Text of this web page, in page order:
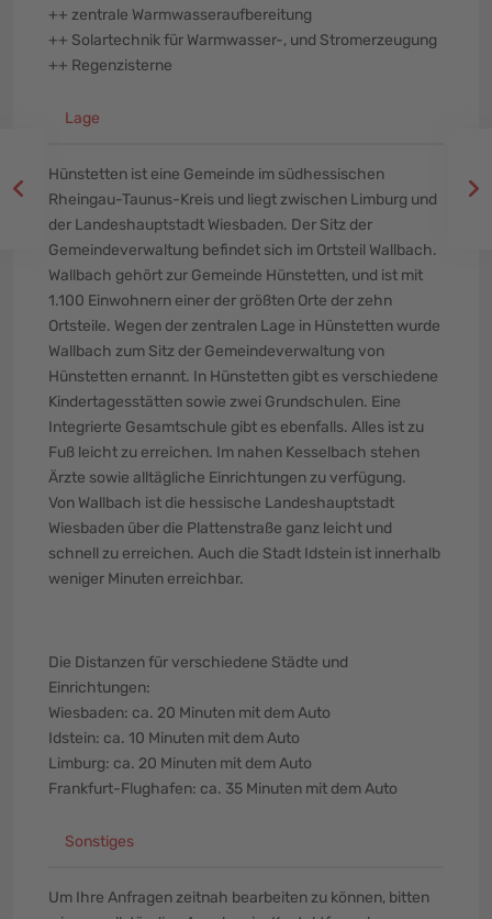
++ zentrale Warmwasseraufbereitung
++ Solartechnik für Warmwasser-, und Stromerzeugung
++ Regenzisterne
Lage
Hünstetten ist eine Gemeinde im südhessischen
Rheingau-Taunus-Kreis und liegt zwischen Limburg und
der Landeshauptstadt Wiesbaden. Der Sitz der
Gemeindeverwaltung befindet sich im Ortsteil Wallbach.
Wallbach gehört zur Gemeinde Hünstetten, und ist mit
1.100 Einwohnern einer der größten Orte der zehn
Ortsteile. Wegen der zentralen Lage in Hünstetten wurde
Wallbach zum Sitz der Gemeindeverwaltung von
Hünstetten ernannt. In Hünstetten gibt es verschiedene
Kindertagesstätten sowie zwei Grundschulen. Eine
Integrierte Gesamtschule gibt es ebenfalls. Alles ist zu
Fuß leicht zu erreichen. Im nahen Kesselbach stehen
Ärzte sowie alltägliche Einrichtungen zu verfügung.
Von Wallbach ist die hessische Landeshauptstadt
Wiesbaden über die Plattenstraße ganz leicht und
schnell zu erreichen. Auch die Stadt Idstein ist innerhalb
weniger Minuten erreichbar.
Die Distanzen für verschiedene Städte und
Einrichtungen:
Wiesbaden: ca. 20 Minuten mit dem Auto
Idstein: ca. 10 Minuten mit dem Auto
Limburg: ca. 20 Minuten mit dem Auto
Frankfurt-Flughafen: ca. 35 Minuten mit dem Auto
Sonstiges
Um Ihre Anfragen zeitnah bearbeiten zu können, bitten